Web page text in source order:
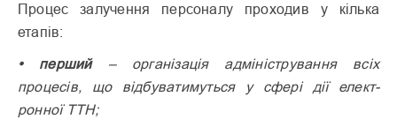
Процес залучення персоналу проходив у кілька
етапів:
•перший– організація адміністрування всіх
процесів, що відбуватимуться у сфері дії елект­
ронної ТТН;